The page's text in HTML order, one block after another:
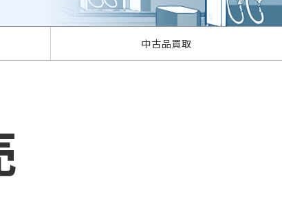
中古品買取